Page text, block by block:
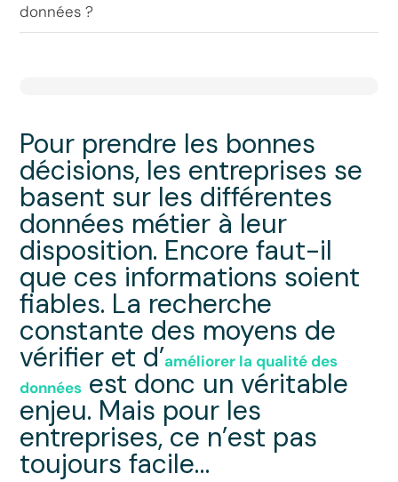
données ?
Pour prendre les bonnes
décisions, les entreprises se
basent sur les différentes
données métier à leur
disposition. Encore faut-il
que ces informations soient
fiables. La recherche
constante des moyens de
vérifier et d’améliorer la qualité des
données est donc un véritable
enjeu. Mais pour les
entreprises, ce n’est pas
toujours facile…